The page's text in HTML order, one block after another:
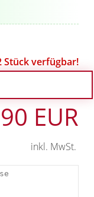
Stück verfügbar!
EUR
inkl. MwSt.